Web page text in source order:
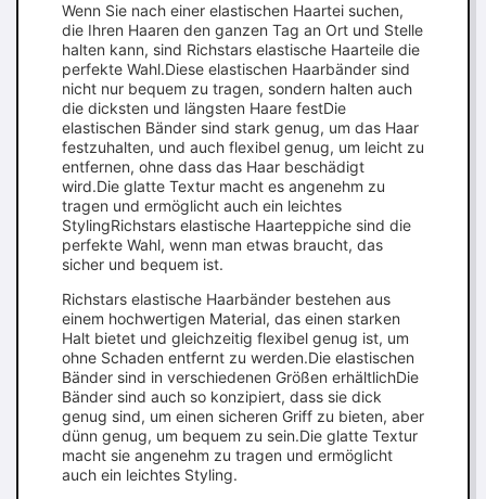
Wenn Sie nach einer elastischen Haartei suchen,
die Ihren Haaren den ganzen Tag an Ort und Stelle
halten kann, sind Richstars elastische Haarteile die
perfekte Wahl.Diese elastischen Haarbänder sind
nicht nur bequem zu tragen, sondern halten auch
die dicksten und längsten Haare festDie
elastischen Bänder sind stark genug, um das Haar
festzuhalten, und auch flexibel genug, um leicht zu
entfernen, ohne dass das Haar beschädigt
wird.Die glatte Textur macht es angenehm zu
tragen und ermöglicht auch ein leichtes
StylingRichstars elastische Haarteppiche sind die
perfekte Wahl, wenn man etwas braucht, das
sicher und bequem ist.
Richstars elastische Haarbänder bestehen aus
einem hochwertigen Material, das einen starken
Halt bietet und gleichzeitig flexibel genug ist, um
ohne Schaden entfernt zu werden.Die elastischen
Bänder sind in verschiedenen Größen erhältlichDie
Bänder sind auch so konzipiert, dass sie dick
genug sind, um einen sicheren Griff zu bieten, aber
dünn genug, um bequem zu sein.Die glatte Textur
macht sie angenehm zu tragen und ermöglicht
auch ein leichtes Styling.